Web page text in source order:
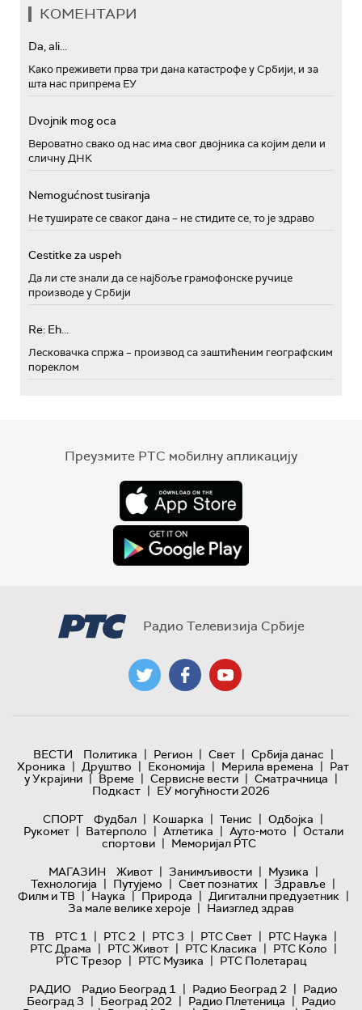
КОМЕНТАРИ
Da, ali...
Како преживети прва три дана катастрофе у Србији, и за
шта нас припрема ЕУ
Dvojnik mog oca
Вероватно свако од нас има свог двојника са којим дели и
сличну ДНК
Nemogućnost tusiranja
Не туширате се сваког дана – не стидите се, то је здраво
Cestitke za uspeh
Да ли сте знали да се најбоље грамофонске ручице
производе у Србији
Re: Eh...
Лесковачка спржа – производ са заштићеним географским
пореклом
Преузмите РТС мобилну апликацију
Радио Телевизија Србије
ВЕСТИ Политика | Регион | Свет | Србија данас |
Хроника | Друштво | Економија | Мерила времена | Рат
у Украјини | Време | Сервисне вести | Сматрачница |
Подкаст | ЕУ могућности 2026
СПОРТ
Фудбал | Кошарка | Тенис | Одбојка |
Рукомет | Ватерполо | Атлетика | Ауто-мото | Остали
спортови | Меморијал РТС
МАГАЗИН
Живот | Занимљивости | Музика |
Технологијa | Путујемо | Свет познатих | Здравље |
Филм и ТВ | Наука | Природа | Дигитални предузетник |
За мале велике хероје | Наизглед здрав
ТВ
РТС 1 | РТС 2 | РТС 3 | РТС Свет | РТС Наука |
РТС Драма | РТС Живот | РТС Класика | РТС Коло |
РТС Трезор | РТС Музика | РТС Полетарац
РАДИО
Радио Београд 1 | Радио Београд 2 | Радио
Београд 3 | Београд 202 | Радио Плетеница | Радио